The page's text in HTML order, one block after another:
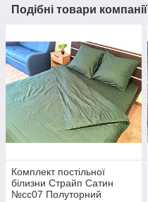
Подібні товари компанії
Комплект постільної
білизни Страйп Сатин
№сс07 Полуторний